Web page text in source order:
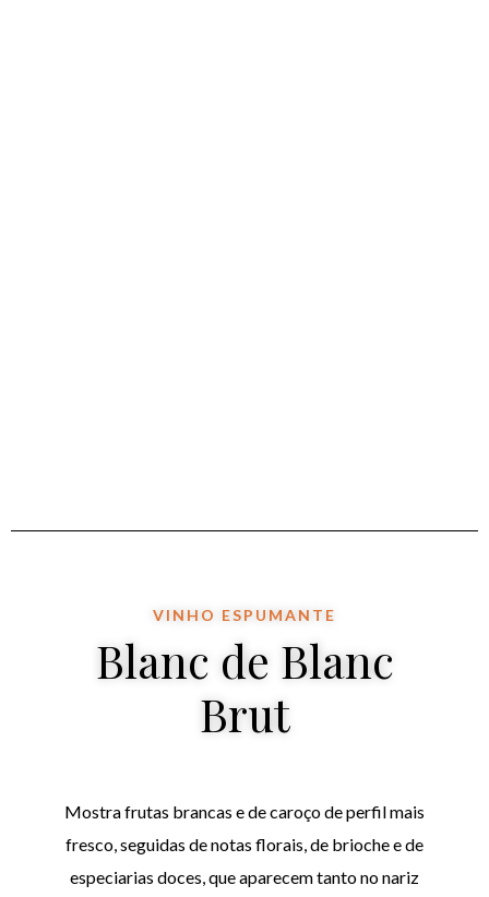
VINHO ESPUMANTE
Blanc de Blanc
Brut
Mostra frutas brancas e de caroço de perfil mais
fresco, seguidas de notas florais, de brioche e de
especiarias doces, que aparecem tanto no nariz